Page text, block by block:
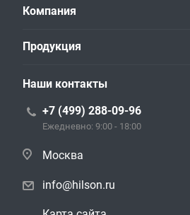
Компания
Продукция
Наши контакты
+7 (499) 288-09-96
Ежедневно: 9:00 - 18:00
Москва
info@hilson.ru